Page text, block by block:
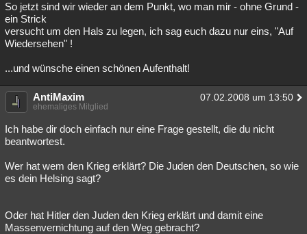
So jetzt sind wir wieder an dem Punkt, wo man mir - ohne Grund -
ein Strick
versucht um den Hals zu legen, ich sag euch dazu nur eins, "Auf
Wiedersehen" !
...und wünsche einen schönen Aufenthalt!
AntiMaxim 07.02.2008 um 13:50
ehemaliges Mitglied
Ich habe dir doch einfach nur eine Frage gestellt, die du nicht
beantwortest.
Wer hat wem den Krieg erklärt? Die Juden den Deutschen, so wie
es dein Helsing sagt?
Oder hat Hitler den Juden den Krieg erklärt und damit eine
Massenvernichtung auf den Weg gebracht?